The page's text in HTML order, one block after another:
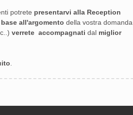
potrete presentarvi alla Reception
all'argomento della vostra domanda
verrete accompagnati dal miglior